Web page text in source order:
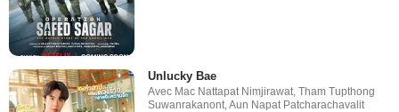
Unlucky Bae
Avec Mac Nattapat Nimjirawat,Tham Tupthong
Suwanrakanont,Aun Napat Patcharachavalit